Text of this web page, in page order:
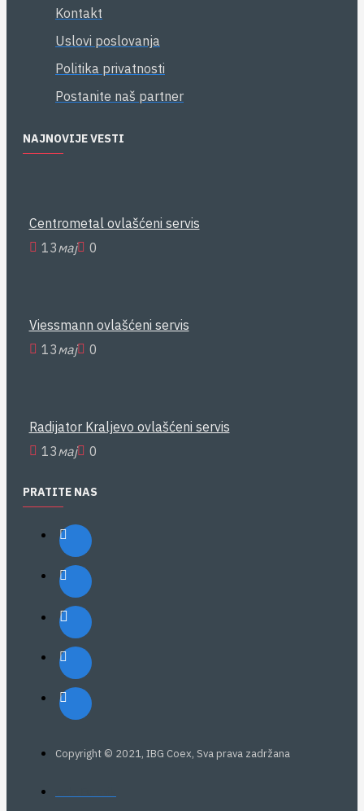
Kontakt
Uslovi poslovanja
Politika privatnosti
Postanite naš partner
NAJNOVIJE VESTI
Centrometal ovlašćeni servis
13мај 0
Viessmann ovlašćeni servis
13мај 0
Radijator Kraljevo ovlašćeni servis
13мај 0
PRATITE NAS
Copyright © 2021, IBG Coex, Sva prava zadržana